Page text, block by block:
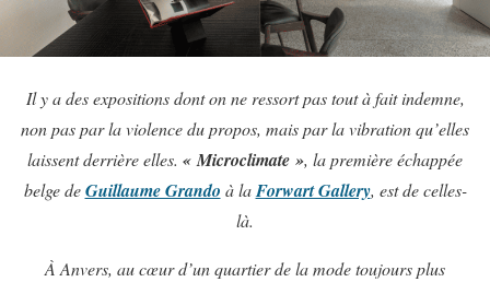
Il y a des expositions dont on ne ressort pas tout à fait indemne,
non pas par la violence du propos, mais par la vibration qu’elles
laissent derrière elles. « Microclimate », la première échappée
belge deGuillaume Grando à laForwart Gallery, est de celles-
là.
À Anvers, au cœur d’un quartier de la mode toujours plus